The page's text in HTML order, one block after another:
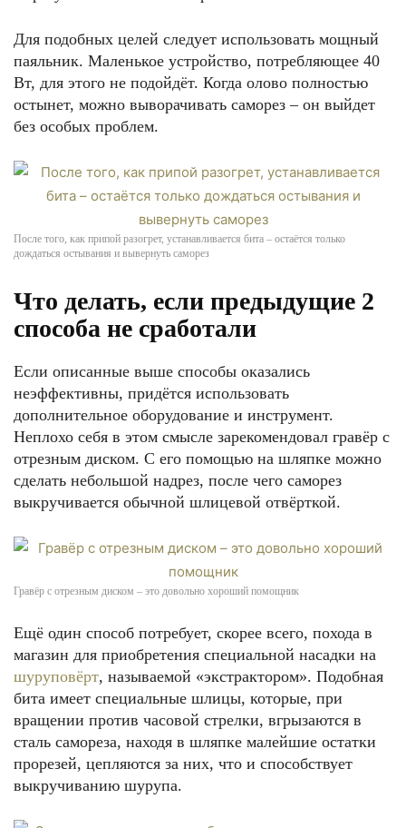
Для подобных целей следует использовать мощный
паяльник. Маленькое устройство, потребляющее 40
Вт, для этого не подойдёт. Когда олово полностью
остынет, можно выворачивать саморез – он выйдет
без особых проблем.
После того, как припой разогрет, устанавливается бита – остаётся только
дождаться остывания и вывернуть саморез
Что делать, если предыдущие 2
способа не сработали
Если описанные выше способы оказались
неэффективны, придётся использовать
дополнительное оборудование и инструмент.
Неплохо себя в этом смысле зарекомендовал гравёр с
отрезным диском. С его помощью на шляпке можно
сделать небольшой надрез, после чего саморез
выкручивается обычной шлицевой отвёрткой.
Гравёр с отрезным диском – это довольно хороший помощник
Ещё один способ потребует, скорее всего, похода в
магазин для приобретения специальной насадки на
шуруповёрт, называемой «экстрактором». Подобная
бита имеет специальные шлицы, которые, при
вращении против часовой стрелки, вгрызаются в
сталь самореза, находя в шляпке малейшие остатки
прорезей, цепляются за них, что и способствует
выкручиванию шурупа.